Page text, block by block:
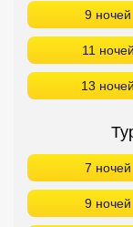
9 ночей
11 ночей
13 ночей
7 ночей
9 ночей